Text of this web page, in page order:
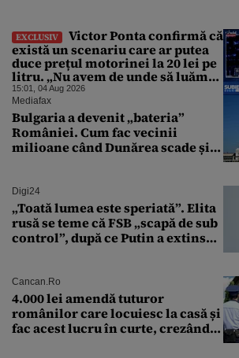
EXCLUSIV
Victor Ponta confirmă că
există un scenariu care ar putea
duce prețul motorinei la 20 lei pe
litru. „Nu avem de unde să luăm
petrol”
15:01, 04 Aug 2026
Mediafax
Bulgaria a devenit „bateria”
României. Cum fac vecinii
milioane când Dunărea scade și
Digi24
„Toată lumea este speriată”. Elita
rusă se teme că FSB „scapă de sub
control”, după ce Putin a extins
Cancan.ro
4.000 lei amendă tuturor
românilor care locuiesc la casă și
fac acest lucru în curte, crezând